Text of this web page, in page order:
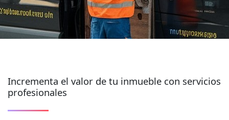
Incrementa el valor de tu inmueble con servicios
profesionales